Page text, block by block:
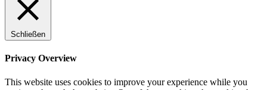
Schließen
Privacy Overview
This website uses cookies to improve your experience while you